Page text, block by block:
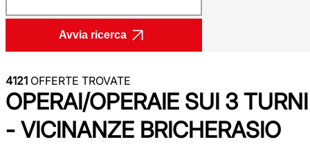
Avvia ricerca
4121 OFFERTE TROVATE
OPERAI/OPERAIE SUI 3 TURNI
- VICINANZE BRICHERASIO